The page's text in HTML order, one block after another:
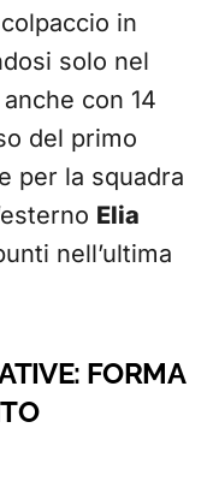
in
solo nel
con 14
del primo
per la squadra
Elia
nell’ultima
FORMA